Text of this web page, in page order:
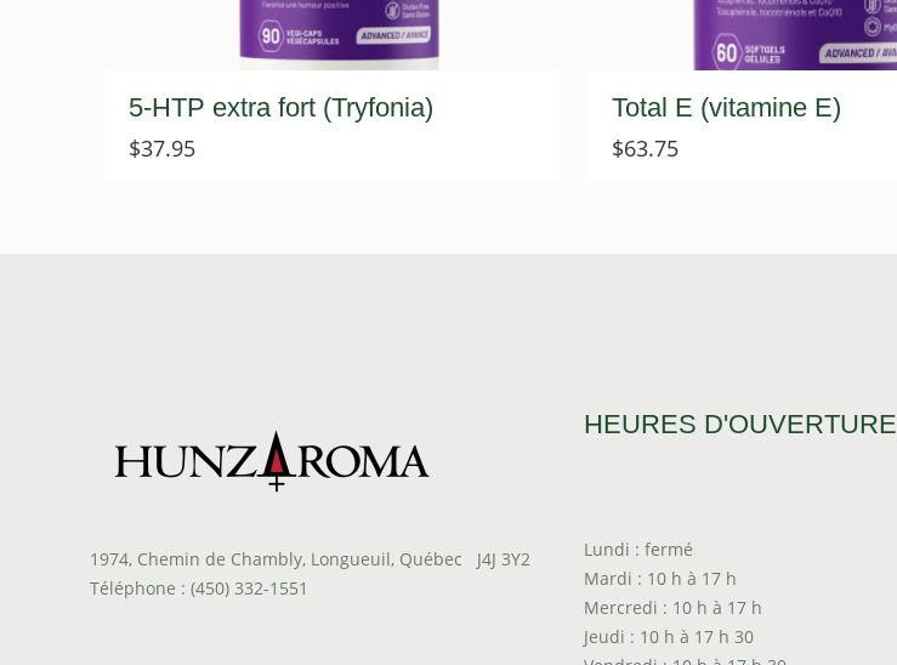
5-HTP extra fort (Tryfonia)
$37.95
Total E (vitamine E)
$63.75
1974, Chemin de Chambly, Longueuil, Québec J4J 3Y2
Téléphone : (450) 332-1551
HEURES D'OUVERTURE
Lundi : fermé
Mardi : 10 h à 17 h
Mercredi : 10 h à 17 h
Jeudi : 10 h à 17 h 30